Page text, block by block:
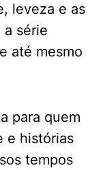
leveza e as
série
até mesmo
para quem
e histórias
tempos